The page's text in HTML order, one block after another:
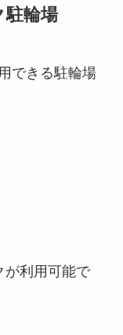
駐輪場
できる駐輪場
が利用可能で